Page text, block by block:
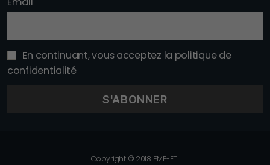
En continuant, vous acceptez la politique de
confidentialité
Copyright © 2018 PME-ETI